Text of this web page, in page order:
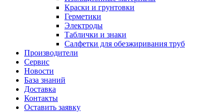
Краски и грунтовки
Герметики
Электроды
Таблички и знаки
Салфетки для обезжиривания труб
Производители
Сервис
Новости
База знаний
Доставка
Контакты
Оставить заявку